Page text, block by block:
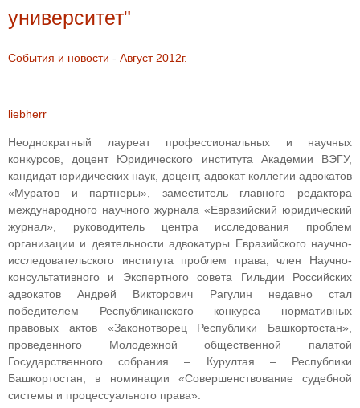
университет"
События и новости - Август 2012г.
liebherr
Неоднократный лауреат профессиональных и научных
конкурсов, доцент Юридического института Академии ВЭГУ,
кандидат юридических наук, доцент, адвокат коллегии адвокатов
«Муратов и партнеры», заместитель главного редактора
международного научного журнала «Евразийский юридический
журнал», руководитель центра исследования проблем
организации и деятельности адвокатуры Евразийского научно-
исследовательского института проблем права, член Научно-
консультативного и Экспертного совета Гильдии Российских
адвокатов Андрей Викторович Рагулин недавно стал
победителем Республиканского конкурса нормативных
правовых актов «Законотворец Республики Башкортостан»,
проведенного Молодежной общественной палатой
Государственного собрания – Курултая – Республики
Башкортостан, в номинации «Совершенствование судебной
системы и процессуального права».